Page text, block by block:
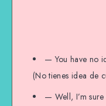
— You have no
(No tienes idea de
— Well, I’m sure